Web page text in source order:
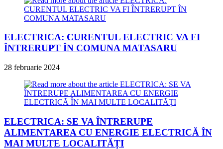
ELECTRICA: CURENTUL ELECTRIC VA FI
ÎNTRERUPT ÎN COMUNA MATASARU
28 februarie 2024
ELECTRICA: SE VA ÎNTRERUPE
ALIMENTAREA CU ENERGIE ELECTRICĂ ÎN
MAI MULTE LOCALITĂȚI